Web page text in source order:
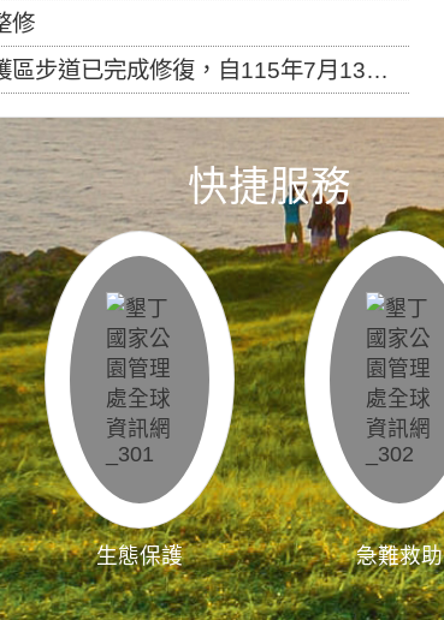
修
，自115年7月13日（星期一）起恢復開放入園，歡迎民眾依規定申請入園....
快捷服務
生態保護 急難救助